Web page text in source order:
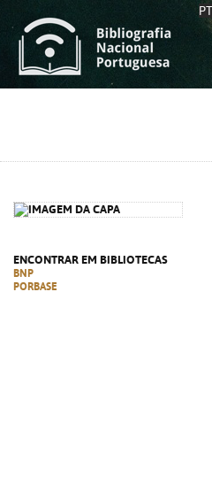
PT
ENCONTRAR EM BIBLIOTECAS
BNP
PORBASE